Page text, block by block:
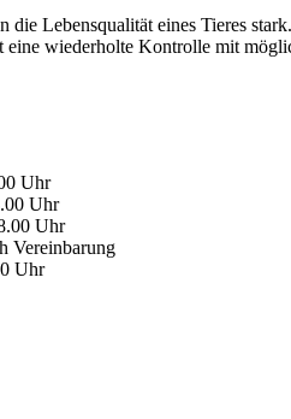
die Lebensqualität eines Tieres
eine wiederholte Kontrolle mit
Uhr
Uhr
Uhr
Vereinbarung
Uhr